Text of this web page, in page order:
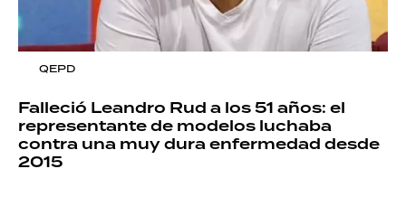
QEPD
Falleció Leandro Rud a los 51 años: el
representante de modelos luchaba
contra una muy dura enfermedad desde
2015